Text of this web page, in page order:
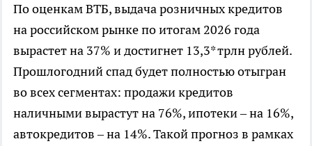
По оценкам ВТБ, выдача розничных кредитов
на российском рынке по итогам 2026 года
вырастет на 37% и достигнет 13,3* трлн рублей.
Прошлогодний спад будет полностью отыгран
во всех сегментах: продажи кредитов
наличными вырастут на 76%, ипотеки – на 16%,
автокредитов – на 14%. Такой прогноз в рамках